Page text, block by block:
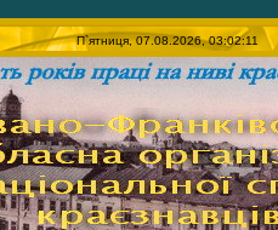
П`ятниця, 07.08.2026, 03:02:11